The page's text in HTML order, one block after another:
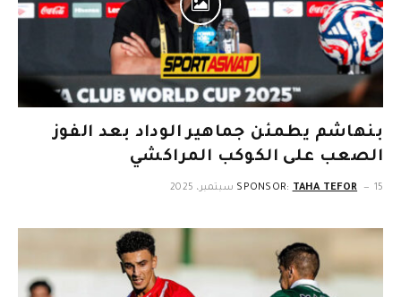
بنهاشم يطمئن جماهير الوداد بعد الفوز
الصعب على الكوكب المراكشي
SPONSOR: TAHA TEFOR 15 سبتمبر، 2025